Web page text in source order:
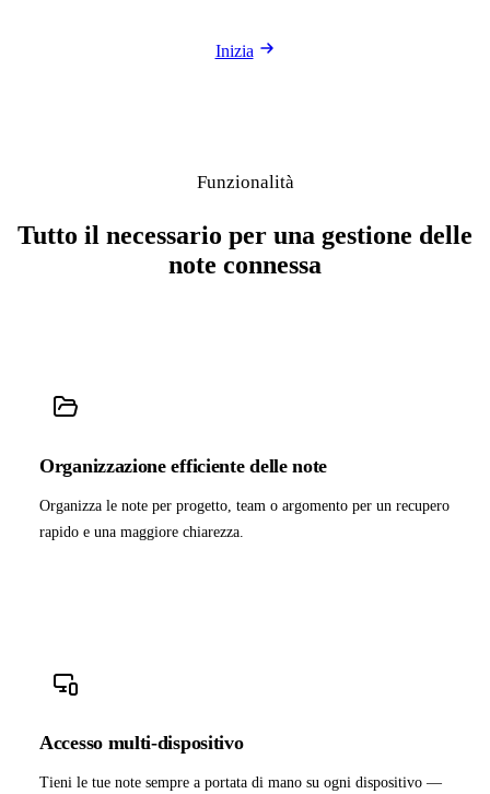
Inizia
Funzionalità
Tutto il necessario per una gestione delle
note connessa
Organizzazione efficiente delle note
Organizza le note per progetto, team o argomento per un recupero
rapido e una maggiore chiarezza.
Accesso multi-dispositivo
Tieni le tue note sempre a portata di mano su ogni dispositivo —